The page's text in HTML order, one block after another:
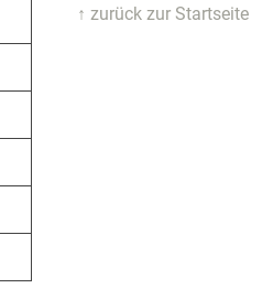
↑ zurück zur Startseite